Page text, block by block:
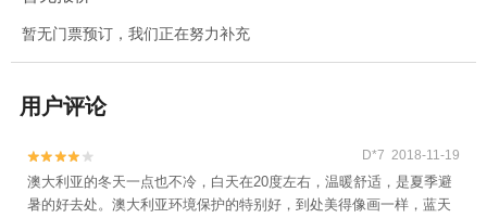
暂无门票预订，我们正在努力补充
用户评论

 D*7 2018-11-19
澳大利亚的冬天一点也不冷，白天在20度左右，温暖舒适，是夏季避
暑的好去处。澳大利亚环境保护的特别好，到处美得像画一样，蓝天